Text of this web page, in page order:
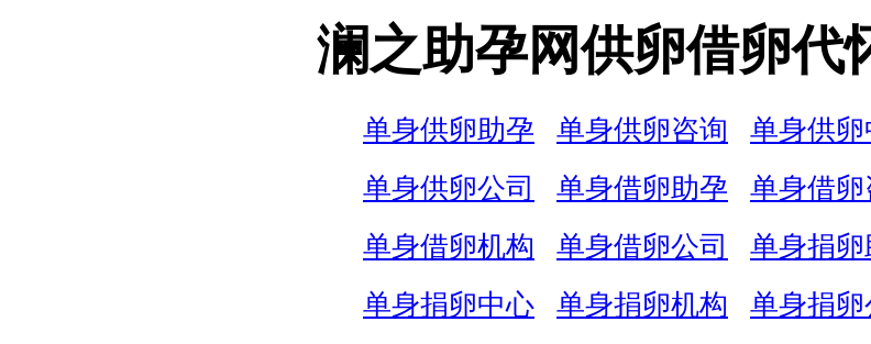
澜之助孕网供卵借卵代
单身供卵助孕 单身供卵咨询 单身供卵
单身供卵公司
单身借卵助孕 单身借卵
单身借卵机构
单身借卵公司 单身捐卵
单身捐卵中心
单身捐卵机构 单身捐卵